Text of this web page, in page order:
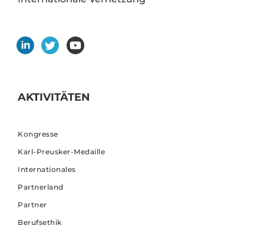
AKTIVITÄTEN
Kongresse
Karl-Preusker-Medaille
Internationales
Partnerland
Partner
Berufsethik